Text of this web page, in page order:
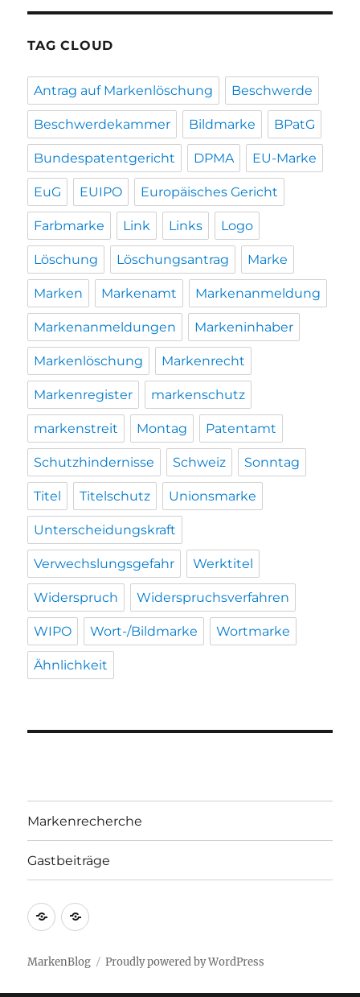
TAG CLOUD
Antrag auf Markenlöschung Beschwerde
Beschwerdekammer Bildmarke BPatG
Bundespatentgericht DPMA EU-Marke
EuG EUIPO Europäisches Gericht
Farbmarke Link Links Logo
Löschung Löschungsantrag Marke
Marken Markenamt Markenanmeldung
Markenanmeldungen Markeninhaber
Markenlöschung Markenrecht
Markenregister markenschutz
markenstreit Montag Patentamt
Schutzhindernisse Schweiz Sonntag
Titel Titelschutz Unionsmarke
Unterscheidungskraft
Verwechslungsgefahr Werktitel
Widerspruch Widerspruchsverfahren
WIPO Wort-/Bildmarke Wortmarke
Ähnlichkeit
Markenrecherche
Gastbeiträge
Markenrecherche
Gastbeiträge
MarkenBlog Proudly powered by WordPress